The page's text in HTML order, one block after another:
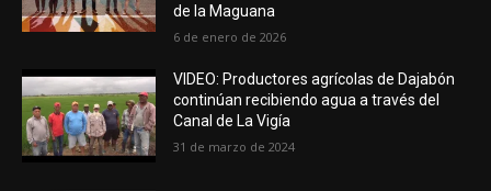
de la Maguana
6 de enero de 2026
VIDEO: Productores agrícolas de Dajabón
continúan recibiendo agua a través del
Canal de La Vigía
31 de marzo de 2024